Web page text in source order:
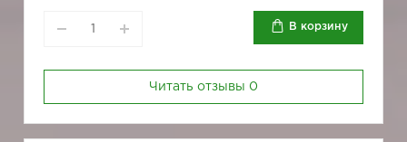
В корзину
Читать отзывы 0